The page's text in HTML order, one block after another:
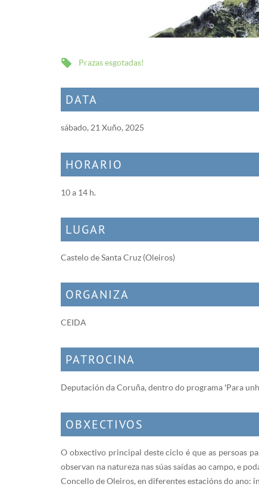
Prazas esgotadas!
DATA
sábado, 21 Xuño, 2025
HORARIO
10 a 14 h.
LUGAR
Castelo de Santa Cruz (Oleiros)
ORGANIZA
CEIDA
PATROCINA
Deputación da Coruña, dentro do programa 'Para
OBXECTIVOS
O obxectivo principal deste ciclo é que as persoas
observan na natureza nas súas saídas ao campo, e
Concello de Oleiros, en diferentes estacións do ano: